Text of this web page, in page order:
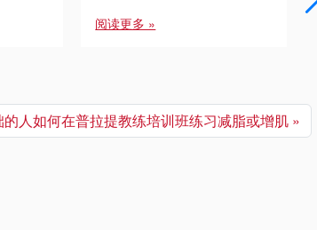
阅读更多 »
的人如何在普拉提教练培训班练习减脂或增肌